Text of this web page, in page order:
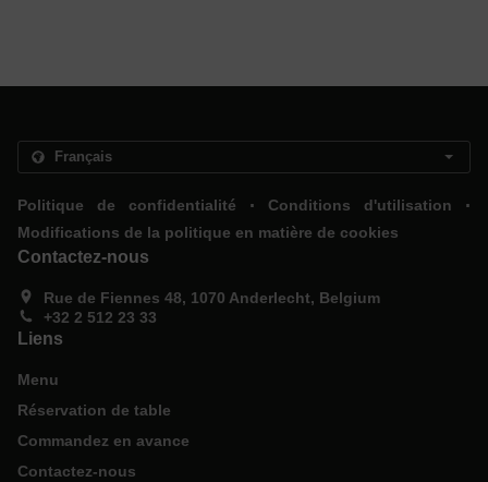
Politique de confidentialité . Conditions d'utilisation .
Modifications de la politique en matière de cookies
Contactez-nous
Rue de Fiennes 48, 1070 Anderlecht, Belgium
+32 2 512 23 33
Liens
Menu
Réservation de table
Commandez en avance
Contactez-nous